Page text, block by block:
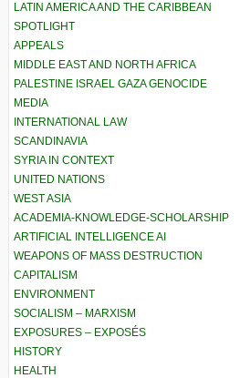
LATIN AMERICA AND THE CARIBBEAN
SPOTLIGHT
APPEALS
MIDDLE EAST AND NORTH AFRICA
PALESTINE ISRAEL GAZA GENOCIDE
MEDIA
INTERNATIONAL LAW
SCANDINAVIA
SYRIA IN CONTEXT
UNITED NATIONS
WEST ASIA
ACADEMIA-KNOWLEDGE-SCHOLARSHIP
ARTIFICIAL INTELLIGENCE AI
WEAPONS OF MASS DESTRUCTION
CAPITALISM
ENVIRONMENT
SOCIALISM – MARXISM
EXPOSURES – EXPOSÉS
HISTORY
HEALTH